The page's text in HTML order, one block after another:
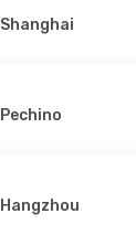
Shanghai
Pechino
Hangzhou